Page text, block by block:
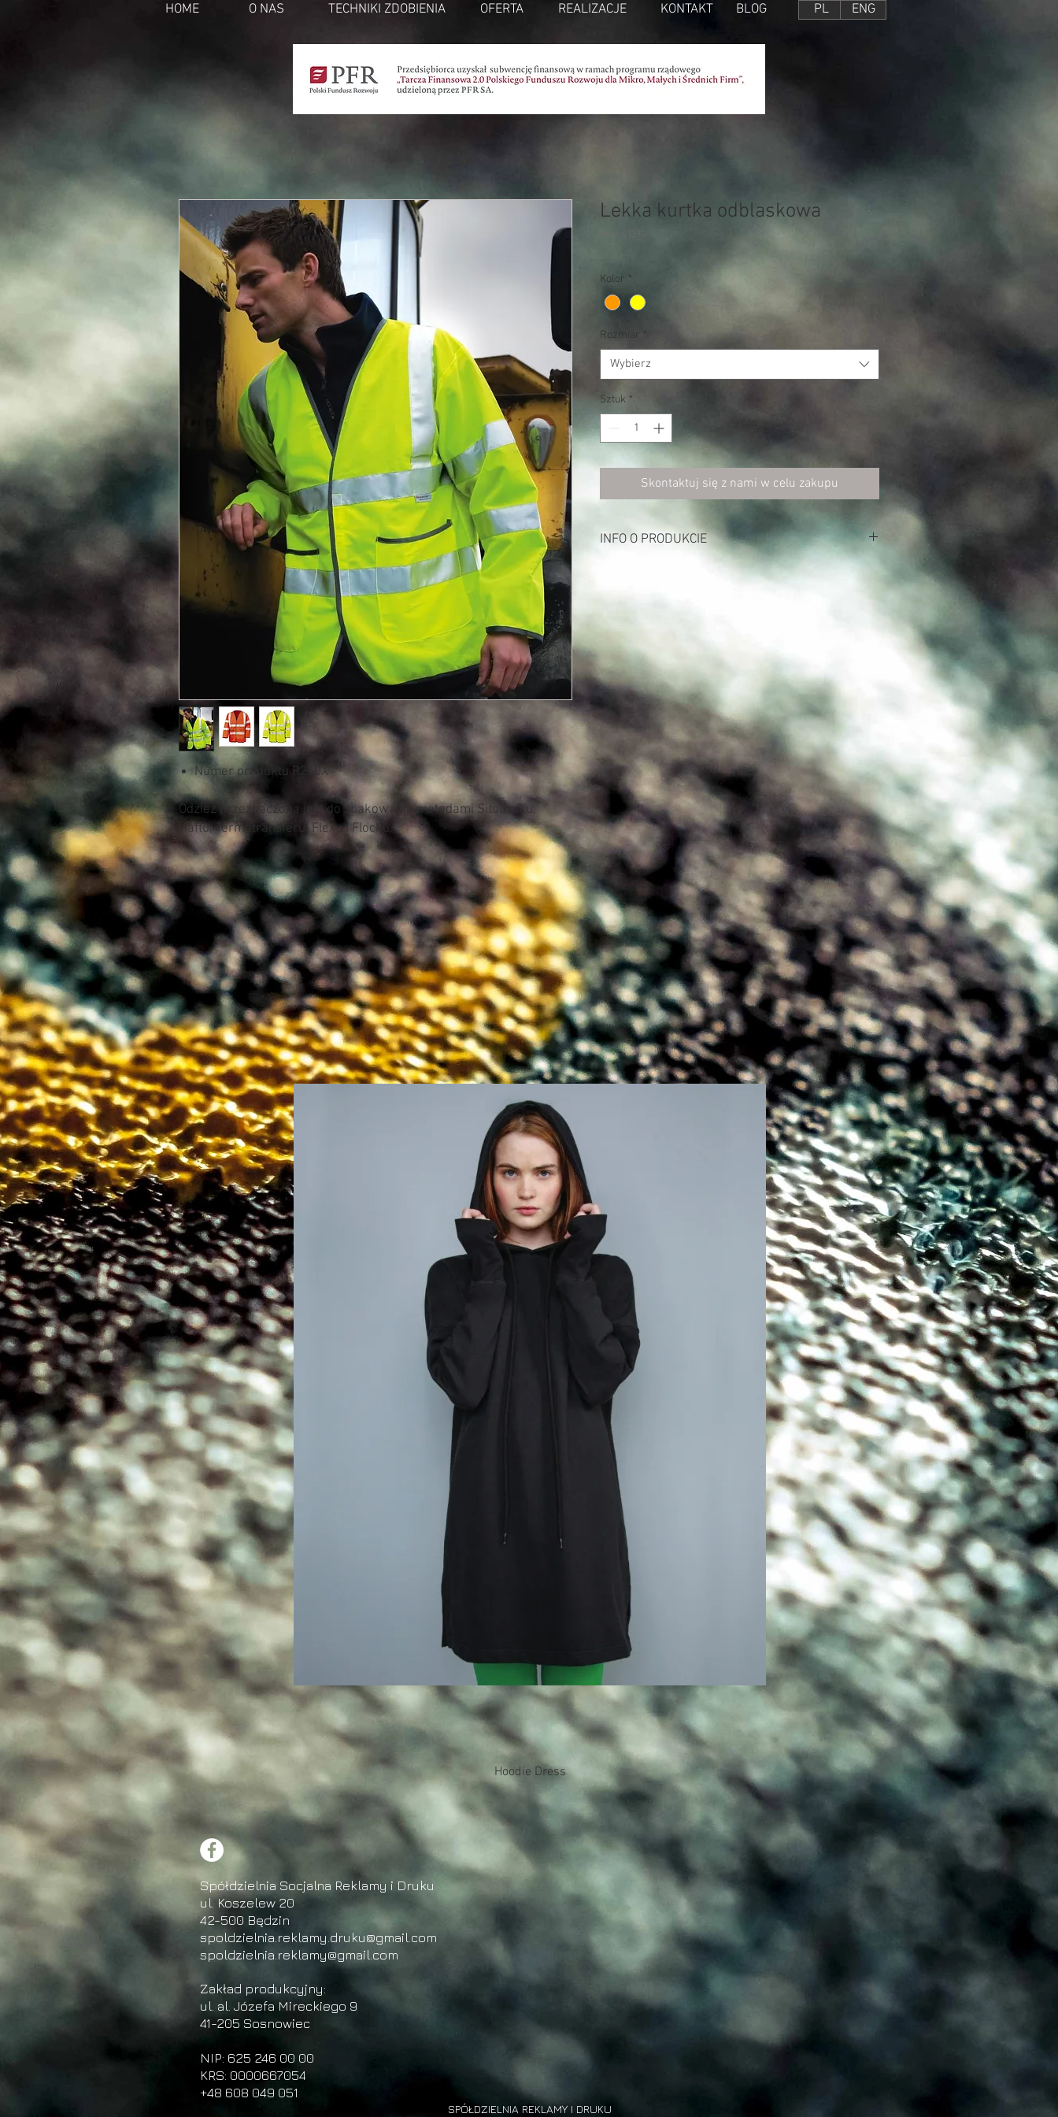
PL ENG
HOME O NAS TECHNIKI ZDOBIENIA OFERTA REALIZACJE KONTAKT BLOG
Numer produktu R210X
Odzież przeznaczona jest do znakowania metodami Sitodruku,
Haftu, Termotransferu, Flexu i Flocku.
Lekka kurtka odblaskowa
Kolor *
Rozmiar *
Wybierz
Sztuk *
Skontaktuj się z nami w celu zakupu
INFO O PRODUKCIE
ubraniu
Dwie duże kieszenie z przodu ze wzmocnieniami w
newralgicznych miejscach
Szwy overlock z dodatkowymi przeszyciami dla
bezpieczeństwa
50 mm paski odblaskowe
Spełnia normy ISOEN20471:2013, klasa 3
Zgodna z dyrektywą 89/686/EEC
Podgląd
Hoodie Dress
Spółdzielnia Socjalna Reklamy i Druku
ul. Koszelew 20
42-500 Będzin
spoldzielnia.reklamy.druku@gmail.com
spoldzielnia.reklamy@gmail.com
Zakład produkcyjny:
ul. al. Józefa Mireckiego 9
41-205 Sosnowiec
NIP: 625 246 00 00
KRS: 0000667054
+48 608 049 051
SPÓŁDZIELNIA REKLAMY I DRUKU